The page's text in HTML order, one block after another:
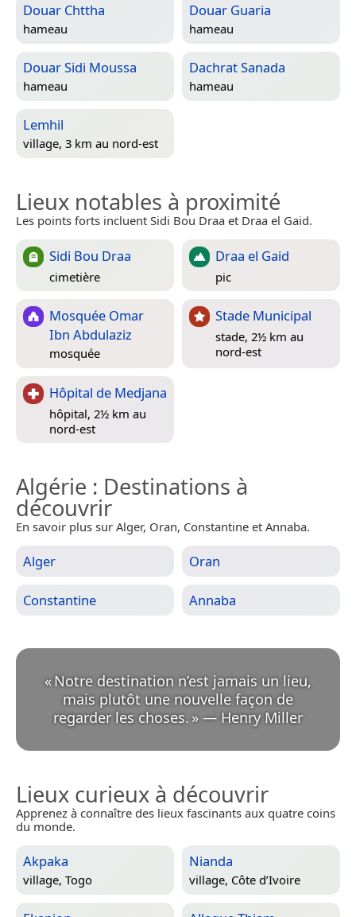
Douar Chttha
hameau
Douar Guaria
hameau
Douar Sidi Moussa
hameau
Dachrat Sanada
hameau
Lemhil
village, 3 km au nord-est
Lieux notables à proximité
Les points forts incluent Sidi Bou Draa et Draa el Gaid.
Sidi Bou Draa
cimetière
Draa el Gaid
pic
Mosquée Omar
Ibn Abdulaziz
mosquée
Stade Municipal
stade, 2½ km au
nord-est
Hôpital de Medjana
hôpital, 2½ km au
nord-est
Algérie : Destinations à
découvrir
En savoir plus sur Alger, Oran, Constantine et Annaba.
Alger Oran
Constantine Annaba
«Notre destination n’est jamais un lieu,
mais plutôt une nouvelle façon de
regarder les choses. » — Henry Miller
Lieux curieux à découvrir
Apprenez à connaître des lieux fascinants aux quatre coins
du monde.
Akpaka
village, Togo
Nianda
village, Côte d’Ivoire